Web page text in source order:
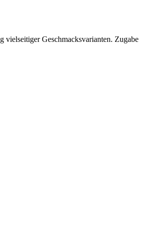
Geschmacksvarianten. Zugabe